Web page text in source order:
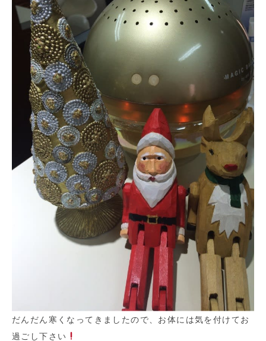
だんだん寒くなってきましたので、お体には気を付けてお
過ごし下さい